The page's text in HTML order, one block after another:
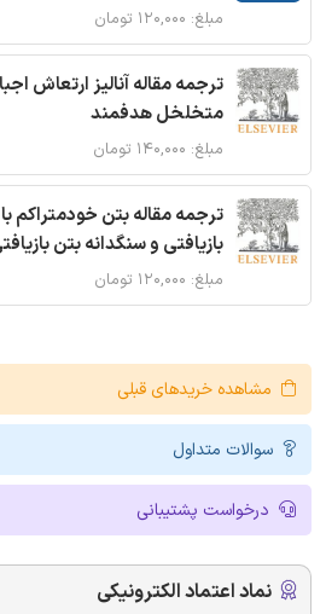
مبلغ: ۱۲۰,۰۰۰ تومان
ترجمه مقاله آنالیز ارتعاش
متخلخل هدفمند
مبلغ: ۱۴۰,۰۰۰ تومان
ترجمه مقاله بتن خودمتراکم
بازیافتی و سنگدانه بتن
مبلغ: ۱۲۰,۰۰۰ تومان
مشاهده خریدهای قبلی
سوالات متداول
درخواست پشتیبانی
نماد اعتماد الکترونیکی